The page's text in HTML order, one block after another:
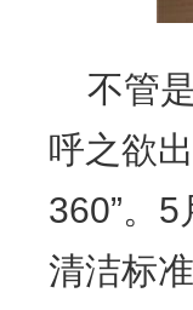
不管
呼之欲
360”。
清洁标